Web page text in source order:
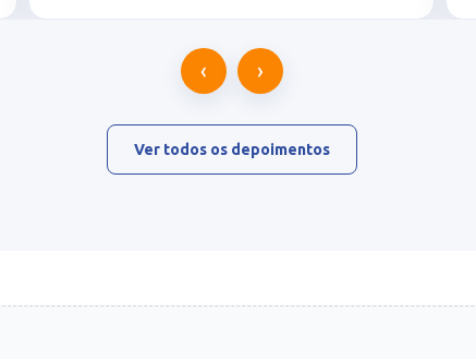
‹ ›
Ver todos os depoimentos